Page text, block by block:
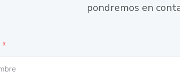
pondremos en
*